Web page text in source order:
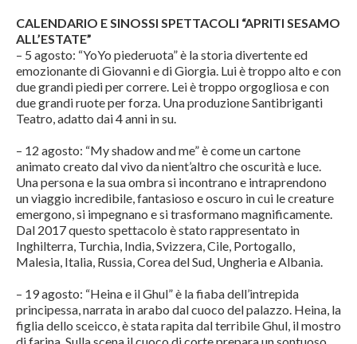
CALENDARIO E SINOSSI SPETTACOLI “APRITI SESAMO
ALL’ESTATE”
– 5 agosto: “YoYo piederuota” è la storia divertente ed
emozionante di Giovanni e di Giorgia. Lui è troppo alto e con
due grandi piedi per correre. Lei è troppo orgogliosa e con
due grandi ruote per forza. Una produzione Santibriganti
Teatro, adatto dai 4 anni in su.
– 12 agosto: “My shadow and me” è come un cartone
animato creato dal vivo da nient’altro che oscurità e luce.
Una persona e la sua ombra si incontrano e intraprendono
un viaggio incredibile, fantasioso e oscuro in cui le creature
emergono, si impegnano e si trasformano magnificamente.
Dal 2017 questo spettacolo è stato rappresentato in
Inghilterra, Turchia, India, Svizzera, Cile, Portogallo,
Malesia, Italia, Russia, Corea del Sud, Ungheria e Albania.
– 19 agosto: “Heina e il Ghul” è la fiaba dell’intrepida
principessa, narrata in arabo dal cuoco del palazzo. Heina, la
figlia dello sceicco, è stata rapita dal terribile Ghul, il mostro